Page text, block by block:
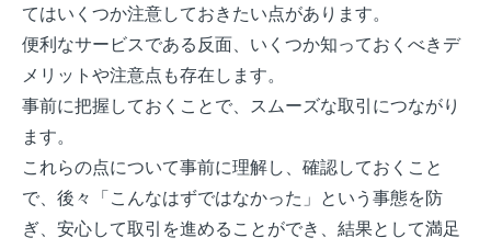
てはいくつか注意しておきたい点があります。
便利なサービスである反面、いくつか知っておくべきデ
メリットや注意点も存在します。
事前に把握しておくことで、スムーズな取引につながり
ます。
これらの点について事前に理解し、確認しておくこと
で、後々「こんなはずではなかった」という事態を防
ぎ、安心して取引を進めることができ、結果として満足